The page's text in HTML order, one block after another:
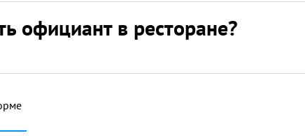
официант в ресторане?